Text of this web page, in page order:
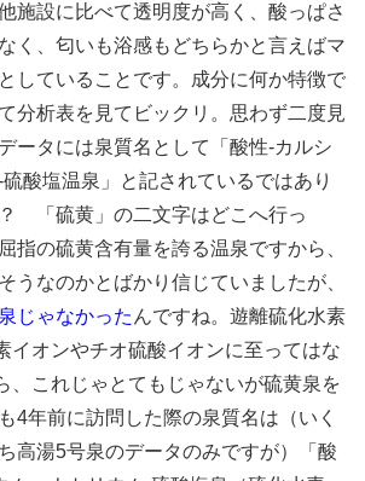
施設に比べて透明度が高く、酸っぱさ
く、匂いも浴感もどちらかと言えばマ
していることです。成分に何か特徴で
分析表を見てビックリ。思わず二度見
ータには泉質名として「酸性-カルシ
酸塩温泉」と記されているではあり
「硫黄」の二文字はどこへ行っ
の硫黄含有量を誇る温泉ですから、
うなのかとばかり信じていましたが、
じゃなかった んですね。遊離硫化水素
イオンやチオ硫酸イオンに至ってはな
、これじゃとてもじゃないが硫黄泉を
4年前に訪問した際の泉質名は（いく
高湯5号泉のデータのみですが）「酸